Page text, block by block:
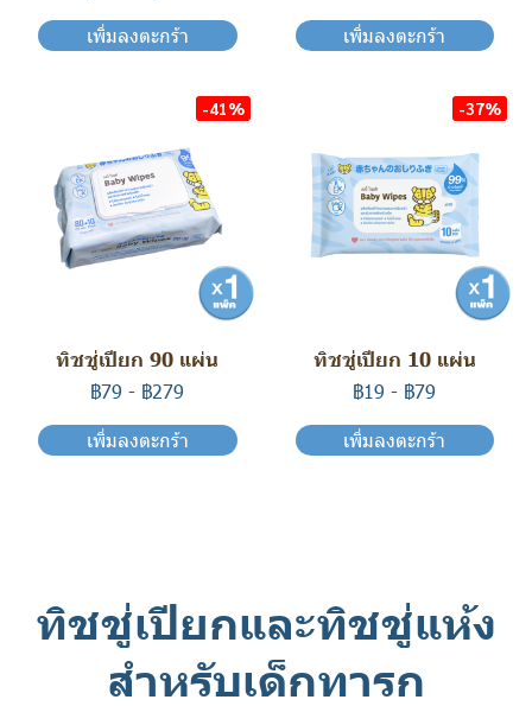
เพิ่มลงตะกร้า
เพิ่มลงตะกร้า
-41%
ทิชชู่เปียก 90 แผ่น
฿79 - ฿279
เพิ่มลงตะกร้า
-37%
ทิชชู่เปียก 10 แผ่น
฿19 - ฿79
เพิ่มลงตะกร้า
ทิชชู่เปียกและทิชชู่แห้ง
สำหรับเด็กทารก